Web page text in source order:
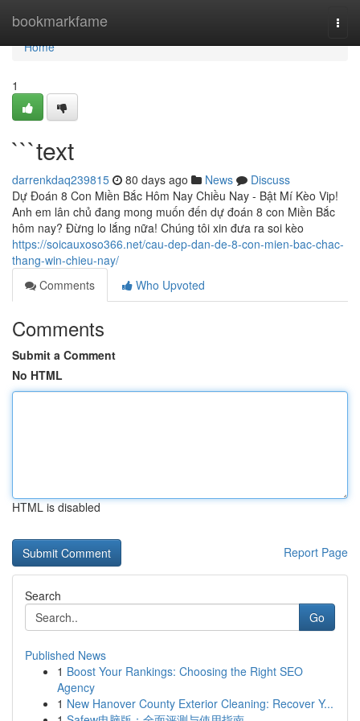
bookmarkfame
Home
Home
1
```text
darrenkdaq239815 80 days ago News
Discuss
Dự Đoán 8 Con Miền Bắc Hôm Nay Chiều Nay - Bật Mí Kèo Vip!
Anh em lân chủ đang mong muốn đến dự đoán 8 con Miền Bắc
hôm nay? Đừng lo lắng nữa! Chúng tôi xin đưa ra soi kèo
https://soicauxoso366.net/cau-dep-dan-de-8-con-mien-bac-chac-
thang-win-chieu-nay/
Comments
Who Upvoted
Comments
Submit a Comment
No HTML
HTML is disabled
Report Page
Search
Go
Published News
1 Boost Your Rankings: Choosing the Right SEO
Agency
1 New Hanover County Exterior Cleaning: Recover Y...